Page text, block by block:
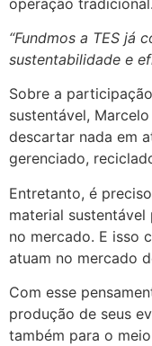
“Fundmos a TES já
sustentabilidade e
Sobre a
sustentável,
descartar nada em
gerenciado,
Entretanto, é
material sustentável
no mercado. E isso
atuam no mercado
Com esse
produção de seus
também para o